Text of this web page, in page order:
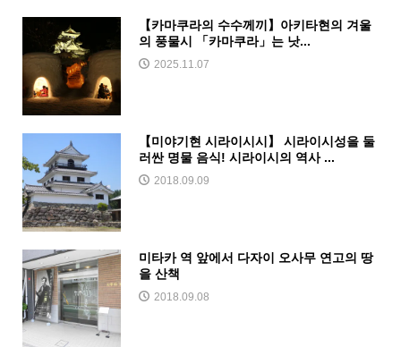
【카마쿠라의 수수께끼】아키타현의 겨울
의 풍물시 「카마쿠라」는 낫...
2025.11.07
【미야기현 시라이시시】 시라이시성을 둘
러싼 명물 음식! 시라이시의 역사 ...
2018.09.09
미타카 역 앞에서 다자이 오사무 연고의 땅
을 산책
2018.09.08